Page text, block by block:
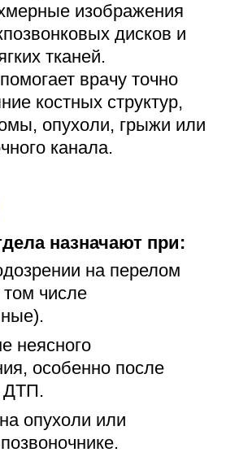
лесничество,
квартал 67
31
для слабовидящих
изображения
дисков и
тканей.
врачу точно
костных структур,
опухоли, грыжи или
канала.
назначают при:
на перелом
том числе
неясного
особенно после
ДТП.
опухоли или